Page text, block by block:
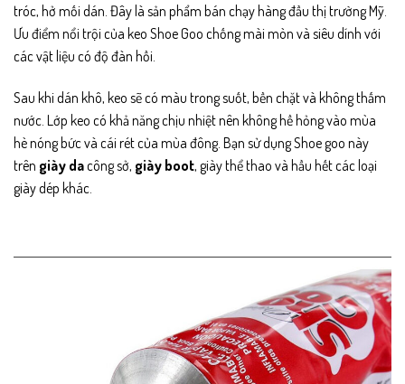
tróc, hở mối dán. Đây là sản phẩm bán chạy hàng đầu thị trường Mỹ.
Ưu điểm nổi trội của keo Shoe Goo chống mài mòn và siêu dính với
các vật liệu có độ đàn hồi.
Sau khi dán khô, keo sẽ có màu trong suốt, bền chặt và không thấm
nước. Lớp keo có khả năng chịu nhiệt nên không hề hỏng vào mùa
hè nóng bức và cái rét của mùa đông. Bạn sử dụng Shoe goo này
trên giày dacông sở, giày boot, giày thể thao và hầu hết các loại
giày dép khác.